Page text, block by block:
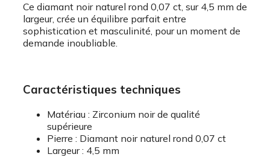
Ce diamant noir naturel rond 0,07 ct, sur 4,5 mm de
largeur, crée un équilibre parfait entre
sophistication et masculinité, pour un moment de
demande inoubliable.
Caractéristiques techniques
Matériau : Zirconium noir de qualité
supérieure
Pierre : Diamant noir naturel rond 0,07 ct
Largeur : 4,5 mm